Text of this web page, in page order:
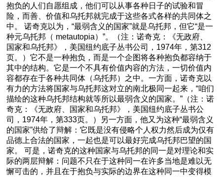
抱负的人们自愿组成，他们可以从事各种日子的试验和冒
险，而善、价值和乌托邦就完成于这些各式各样的共同体之
中。 诺奇克以为，“最弱含义的国家”就是乌托邦，但它“是一
种元乌托邦（ metautopia）”。（注：诺奇克：《无政府、
国家和乌托邦》，美国纽约底子丛书公司，1974年，第312
页。）它不是一种抱负，而是一个企图将各种抱负都容纳于
其中的结构。它是一个不具有价值内容的方法，一切价值内
容都存在于各种共同体（乌托邦）之中。一方面，诺奇克以
有力的方法将国家与乌托邦这对立的南北极同一起来，“咱们
描绘的这种乌托邦结构就等所以最弱含义的国家。”（注：诺
奇克：《无政府、国家和乌托邦》，美国纽约底子丛书公
司，1974年，第333页。）另一方面，他又为这种“最弱含义
的国家”供给了辩解：它既是没有侵略个人权力然后成为仅有
品德上合法的国家，一起也是可以最好完成乌托邦巴望的国
家。 可是，诺奇克的这种国家与乌托邦的同一是对理论和实
际的两层辩解：问题不只在于这种同一在许多当地是难以无
懈可击的，并且在于抱负与实际的边界在这种同一中变得模